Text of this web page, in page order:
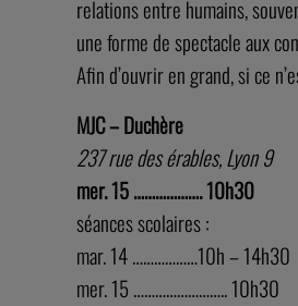
relations entre humains,
une forme de spectacle aux
Afin d’ouvrir en grand, si ce
MJC – Duchère
237 rue des érables, Lyon 9
mer. 15 ………………. 10h30
séances scolaires :
mar. 14 ………………10h – 14h30
mer. 15 …………………….. 10h30